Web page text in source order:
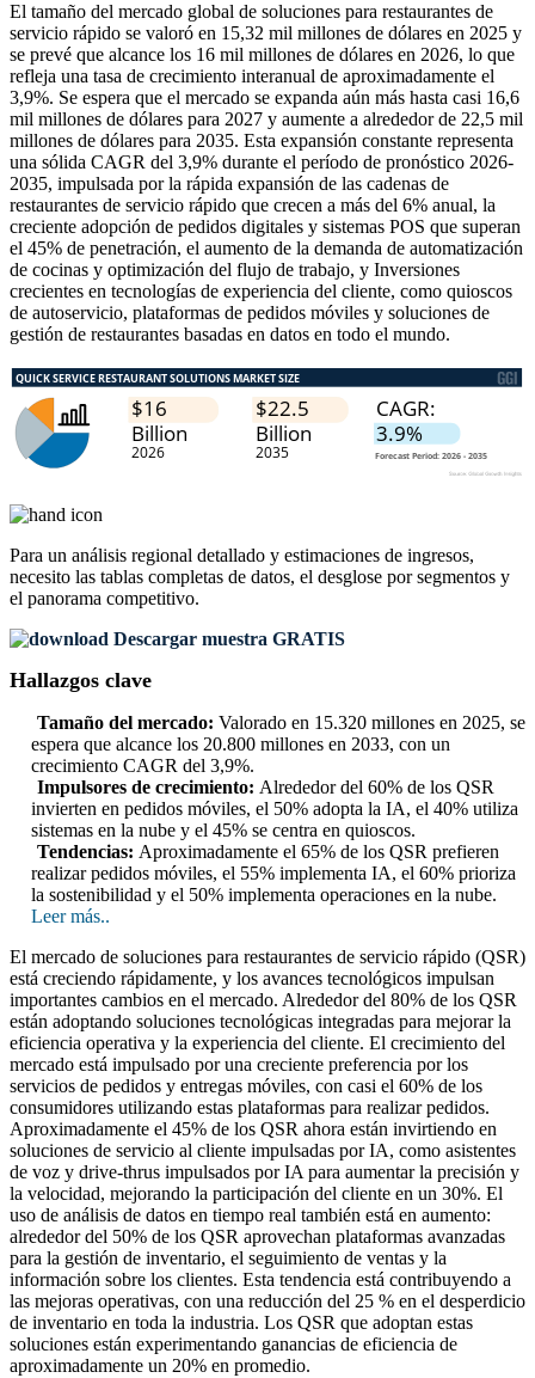
El tamaño del mercado global de soluciones para restaurantes de
servicio rápido se valoró en 15,32 mil millones de dólares en 2025 y
se prevé que alcance los 16 mil millones de dólares en 2026, lo que
refleja una tasa de crecimiento interanual de aproximadamente el
3,9%. Se espera que el mercado se expanda aún más hasta casi 16,6
mil millones de dólares para 2027 y aumente a alrededor de 22,5 mil
millones de dólares para 2035. Esta expansión constante representa
una sólida CAGR del 3,9% durante el período de pronóstico 2026-
2035, impulsada por la rápida expansión de las cadenas de
restaurantes de servicio rápido que crecen a más del 6% anual, la
creciente adopción de pedidos digitales y sistemas POS que superan
el 45% de penetración, el aumento de la demanda de automatización
de cocinas y optimización del flujo de trabajo, y Inversiones
crecientes en tecnologías de experiencia del cliente, como quioscos
de autoservicio, plataformas de pedidos móviles y soluciones de
gestión de restaurantes basadas en datos en todo el mundo.
Para un análisis regional detallado y estimaciones de ingresos,
necesito las tablas completas de datos, el desglose por segmentos y
el panorama competitivo.
Descargar muestra GRATIS
Hallazgos clave
Tamaño del mercado: Valorado en 15.320 millones en 2025, se
espera que alcance los 20.800 millones en 2033, con un
crecimiento CAGR del 3,9%.
Impulsores de crecimiento: Alrededor del 60% de los QSR
invierten en pedidos móviles, el 50% adopta la IA, el 40% utiliza
sistemas en la nube y el 45% se centra en quioscos.
Tendencias: Aproximadamente el 65% de los QSR prefieren
realizar pedidos móviles, el 55% implementa IA, el 60% prioriza
la sostenibilidad y el 50% implementa operaciones en la nube.
Leer más..
El mercado de soluciones para restaurantes de servicio rápido (QSR)
está creciendo rápidamente, y los avances tecnológicos impulsan
importantes cambios en el mercado. Alrededor del 80% de los QSR
están adoptando soluciones tecnológicas integradas para mejorar la
eficiencia operativa y la experiencia del cliente. El crecimiento del
mercado está impulsado por una creciente preferencia por los
servicios de pedidos y entregas móviles, con casi el 60% de los
consumidores utilizando estas plataformas para realizar pedidos.
Aproximadamente el 45% de los QSR ahora están invirtiendo en
soluciones de servicio al cliente impulsadas por IA, como asistentes
de voz y drive-thrus impulsados ​​por IA para aumentar la precisión y
la velocidad, mejorando la participación del cliente en un 30%. El
uso de análisis de datos en tiempo real también está en aumento:
alrededor del 50% de los QSR aprovechan plataformas avanzadas
para la gestión de inventario, el seguimiento de ventas y la
información sobre los clientes. Esta tendencia está contribuyendo a
las mejoras operativas, con una reducción del 25 % en el desperdicio
de inventario en toda la industria. Los QSR que adoptan estas
soluciones están experimentando ganancias de eficiencia de
aproximadamente un 20% en promedio.